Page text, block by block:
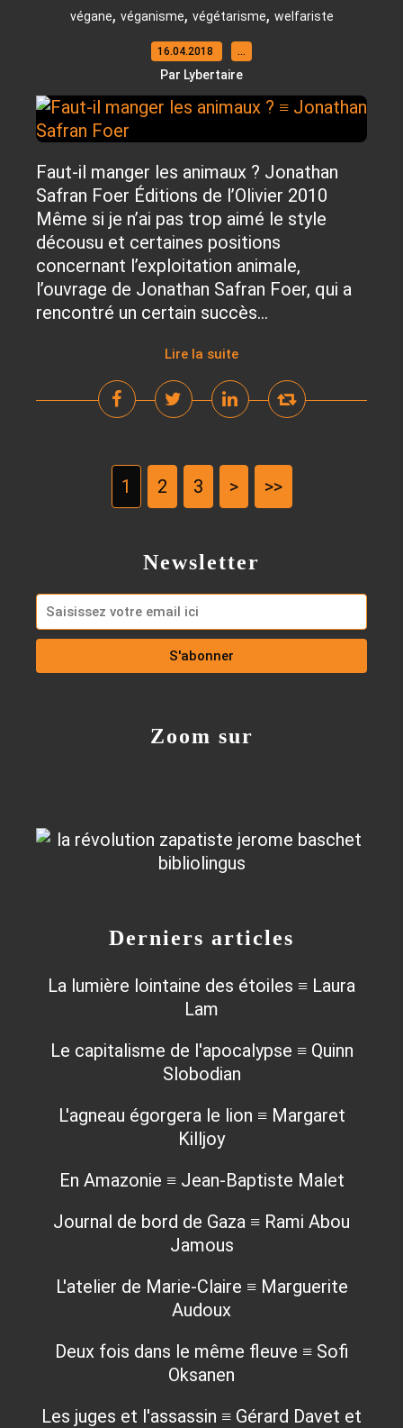
végane, véganisme, végétarisme, welfariste
16.04.2018 …
Par Lybertaire
Faut-il manger les animaux ? Jonathan
Safran Foer Éditions de l’Olivier 2010
Même si je n’ai pas trop aimé le style
décousu et certaines positions
concernant l’exploitation animale,
l’ouvrage de Jonathan Safran Foer, qui a
rencontré un certain succès...
Lire la suite
1 2 3 > >>
Newsletter
Derniers articles
La lumière lointaine des étoiles ≡ Laura
Lam
Le capitalisme de l'apocalypse ≡ Quinn
Slobodian
L'agneau égorgera le lion ≡ Margaret
Killjoy
En Amazonie ≡ Jean-Baptiste Malet
Journal de bord de Gaza ≡ Rami Abou
Jamous
L'atelier de Marie-Claire ≡ Marguerite
Audoux
Deux fois dans le même fleuve ≡ Sofi
Oksanen
Les juges et l'assassin ≡ Gérard Davet et
Zoom sur